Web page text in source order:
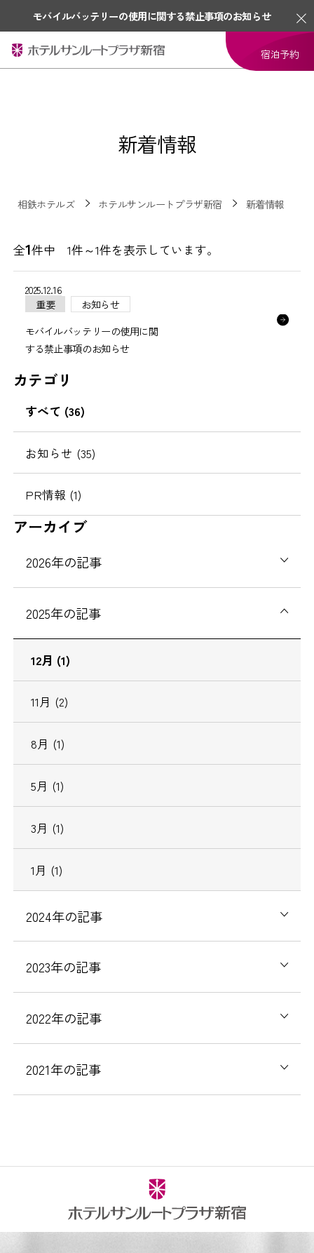
モバイルバッテリーの使用に関する禁止事項のお知らせ
宿泊予約
新着情報
相鉄ホテルズ ホテルサンルートプラザ新宿 新着情報
全1件中 1件～1件を表示しています。
2025.12.16
重要
お知らせ
モバイルバッテリーの使用に関
する禁止事項のお知らせ
カテゴリ
すべて (36)
お知らせ (35)
PR情報 (1)
アーカイブ
2026年の記事
2025年の記事
12月 (1)
11月 (2)
8月 (1)
5月 (1)
3月 (1)
1月 (1)
2024年の記事
2023年の記事
2022年の記事
2021年の記事